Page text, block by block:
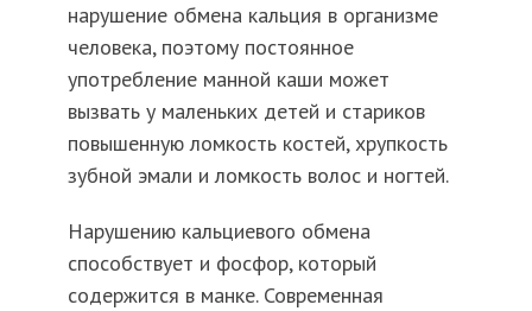
нарушение обмена кальция в организме
человека, поэтому постоянное
употребление манной каши может
вызвать у маленьких детей и стариков
повышенную ломкость костей, хрупкость
зубной эмали и ломкость волос и ногтей.
Нарушению кальциевого обмена
способствует и фосфор, который
содержится в манке. Современная